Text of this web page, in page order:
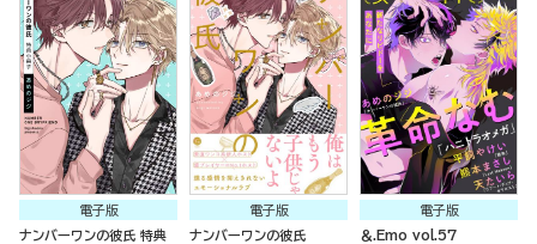
電子版
ナンバーワンの彼氏 特典
電子版
ナンバーワンの彼氏
電子版
＆.Emo vol.57